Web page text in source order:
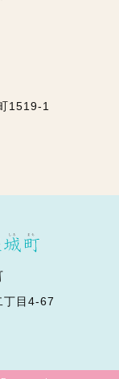
1519-1
丁目4-67